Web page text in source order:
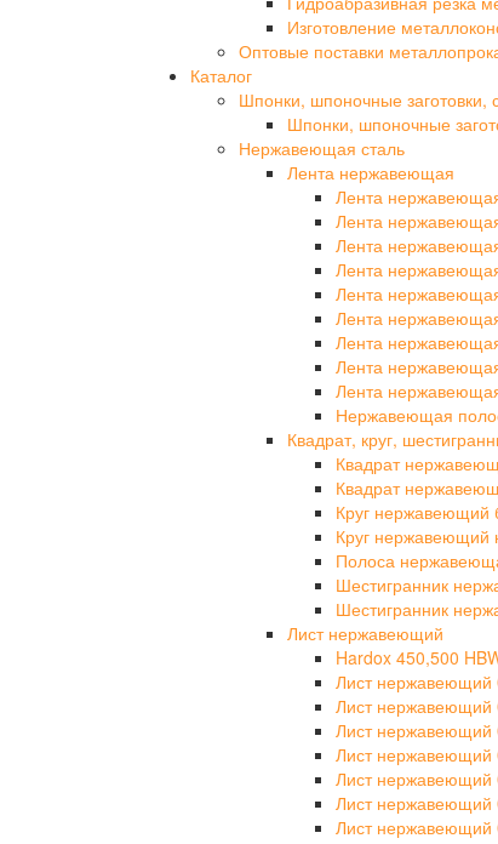
Изготовление
Оптовые поставки
Каталог
Шпонки, шпоночные заготовки,
Шпонки, шпоночные
Нержавеющая сталь
Лента нержавеющая
Лента
Лента
Лента
Лента
Лента
Лента
Лента
Лента
Лента
Нержавеющая
Квадрат, круг,
Квадрат
Квадрат
Круг нержавеющий
Круг нержавеющий
Полоса
Шестигранник
Шестигранник
Лист нержавеющий
Hardox 450,500
Лист нержавеющий
Лист нержавеющий
Лист нержавеющий
Лист нержавеющий
Лист нержавеющий
Лист нержавеющий
Лист нержавеющий